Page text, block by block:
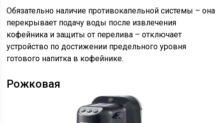
Обязательно наличие противокапельной системы – она
перекрывает подачу воды после извлечения
кофейника и защиты от перелива – отключает
устройство по достижении предельного уровня
готового напитка в кофейнике.
Рожковая